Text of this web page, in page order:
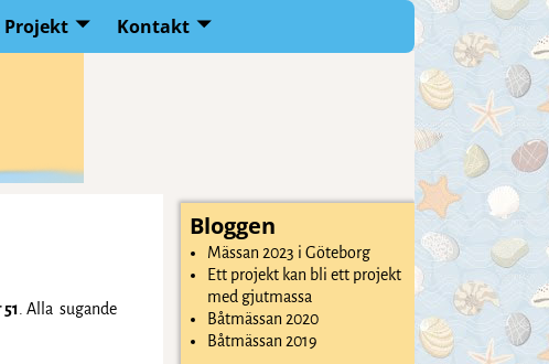
Projekt Kontakt
. Alla sugande
Bloggen
Mässan 2023 i Göteborg
Ett projekt kan bli ett projekt
med gjutmassa
Båtmässan 2020
Båtmässan 2019